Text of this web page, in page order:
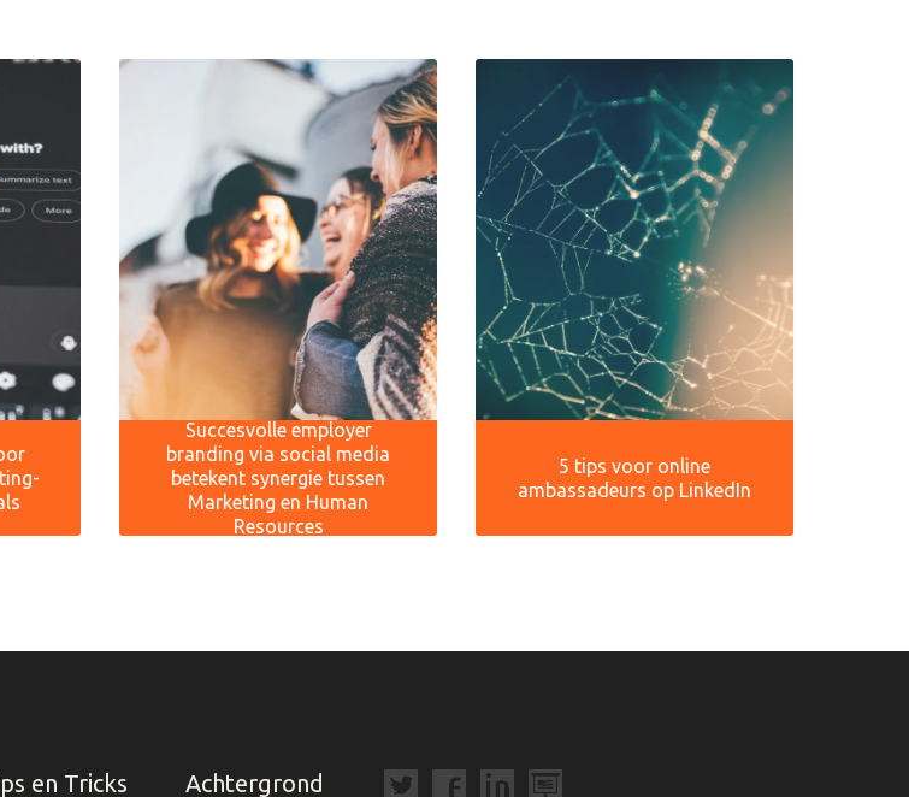
Succesvolle employer
branding via social media
betekent synergie tussen
Marketing en Human
Resources
5 tips voor online
ambassadeurs op LinkedIn
en Tricks Achtergrond